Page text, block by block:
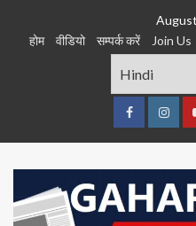
होम
वीडियो सम्पर्क करें Join Us
Facebook